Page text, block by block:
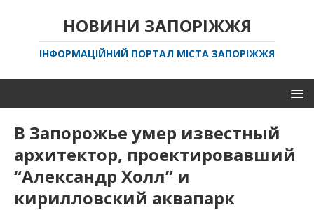
НОВИНИ ЗАПОРІЖЖЯ
ІНФОРМАЦІЙНИЙ ПОРТАЛ МІСТА ЗАПОРІЖЖЯ
В Запорожье умер известный
архитектор, проектировавший
“Александр Холл” и
кирилловский аквапарк